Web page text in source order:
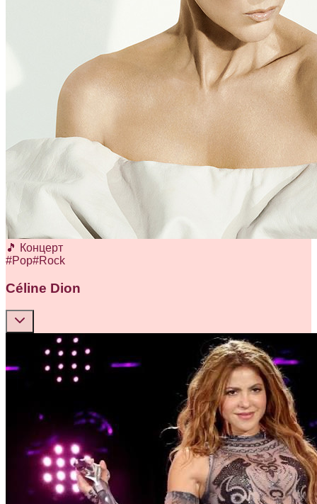
🎵 Концерт
#Pop#Rock
Céline Dion